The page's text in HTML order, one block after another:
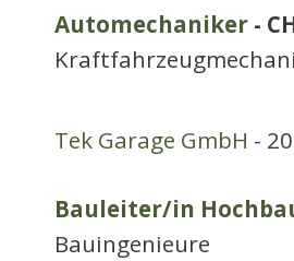
Automechaniker -
Tek Garage GmbH -
Bauleiter/in
Bauingenieure